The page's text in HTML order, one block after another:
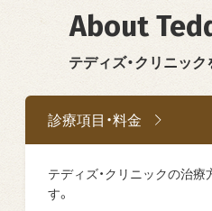
About
テディズ・クリニッ
診療項目・料金
テディズ・クリニックの治
す。